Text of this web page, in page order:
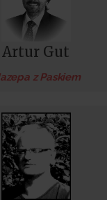
Artur Gut
z Paskiem